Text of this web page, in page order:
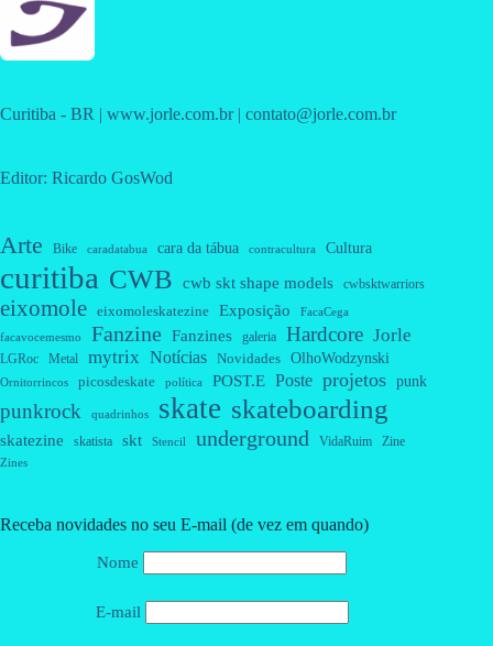
Curitiba - BR | www.jorle.com.br | contato@jorle.com.br
Editor: Ricardo GosWod
Arte Bike caradatabua cara da tábua contracultura Cultura
curitiba CWB cwb skt shape models cwbsktwarriors
eixomole eixomoleskatezine Exposição FacaCega
facavocemesmo Fanzine Fanzines galeria Hardcore Jorle
LGRoc Metal mytrix Notícias Novidades OlhoWodzynski
Ornitorrincos picosdeskate política POST.E Poste projetos punk
punkrock quadrinhos skate skateboarding
skatezine skatista skt Stencil underground VidaRuim Zine
Zines
Receba novidades no seu E-mail (de vez em quando)
Nome
E-mail